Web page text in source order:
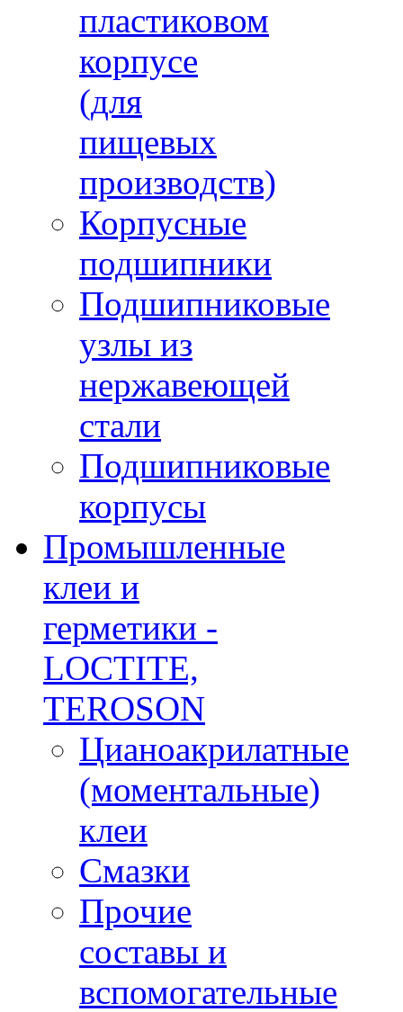
пластиковом
корпусе
(для
пищевых
производств)
Корпусные
подшипники
Подшипниковые
узлы из
нержавеющей
стали
Подшипниковые
корпусы
Промышленные
клеи и
герметики -
LOCTITE,
TEROSON
Цианоакрилатные
(моментальные)
клеи
Смазки
Прочие
составы и
вспомогательные